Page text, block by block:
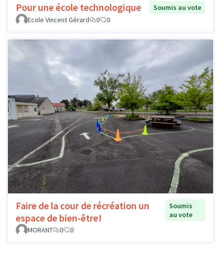
Pour une école technologique
Soumis au vote
Ecole Vincent Gérard
0 0
Faire de la cour de récréation un
espace de bien-être!
Soumis
au vote
MORANT
0 0